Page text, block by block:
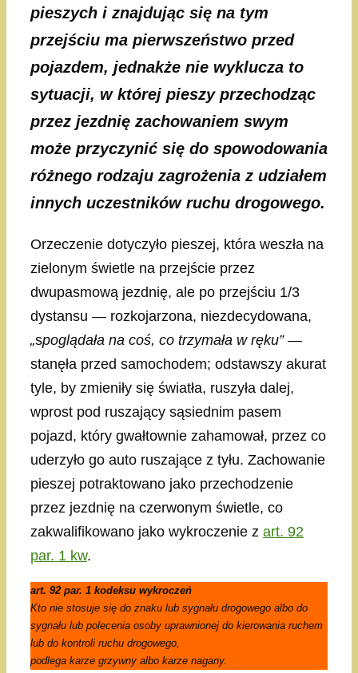
pieszych i znajdując się na tym
przejściu ma pierwszeństwo przed
pojazdem, jednakże nie wyklucza to
sytuacji, w której pieszy przechodząc
przez jezdnię zachowaniem swym
może przyczynić się do spowodowania
różnego rodzaju zagrożenia z udziałem
innych uczestników ruchu drogowego.
Orzeczenie dotyczyło pieszej, która weszła na
zielonym świetle na przejście przez
dwupasmową jezdnię, ale po przejściu 1/3
dystansu — rozkojarzona, niezdecydowana,
„spoglądała na coś, co trzymała w ręku”—
stanęła przed samochodem; odstawszy akurat
tyle, by zmieniły się światła, ruszyła dalej,
wprost pod ruszający sąsiednim pasem
pojazd, który gwałtownie zahamował, przez co
uderzyło go auto ruszające z tyłu. Zachowanie
pieszej potraktowano jako przechodzenie
przez jezdnię na czerwonym świetle, co
zakwalifikowano jako wykroczenie z art. 92
par. 1 kw.
art. 92 par. 1 kodeksu wykroczeń
Kto nie stosuje się do znaku lub sygnału drogowego albo do
sygnału lub polecenia osoby uprawnionej do kierowania ruchem
lub do kontroli ruchu drogowego,
podlega karze grzywny albo karze nagany.